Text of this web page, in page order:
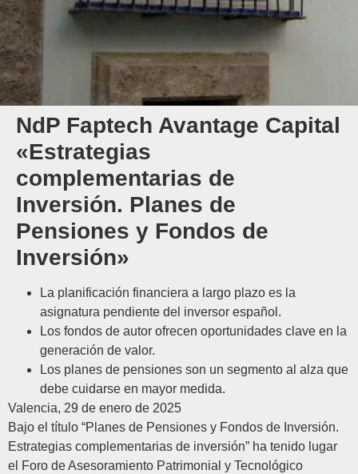
NdP Faptech Avantage Capital
«Estrategias
complementarias de
Inversión. Planes de
Pensiones y Fondos de
Inversión»
La planificación financiera a largo plazo es la
asignatura pendiente del inversor español.
Los fondos de autor ofrecen oportunidades clave en la
generación de valor.
Los planes de pensiones son un segmento al alza que
debe cuidarse en mayor medida.
Valencia, 29 de enero de 2025
Bajo el título “Planes de Pensiones y Fondos de Inversión.
Estrategias complementarias de inversión” ha tenido lugar
el Foro de Asesoramiento Patrimonial y Tecnológico